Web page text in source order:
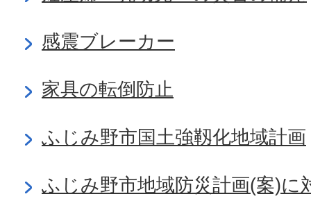
感震ブレーカー
家具の転倒防止
ふじみ野市国土強靱化地域計画
ふじみ野市地域防災計画(案)に